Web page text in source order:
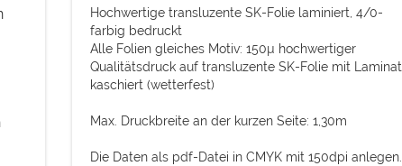
Hochwertige transluzente SK-Folie laminiert, 4/0-
farbig bedruckt
Alle Folien gleiches Motiv: 150µ hochwertiger
Qualitätsdruck auf transluzente SK-Folie mit Laminat
kaschiert (wetterfest)
Max. Druckbreite an der kurzen Seite: 1,30m
Die Daten als pdf-Datei in CMYK mit 150dpi anlegen.